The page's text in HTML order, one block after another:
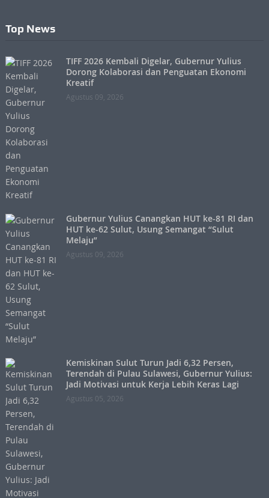
Top News
TIFF 2026 Kembali Digelar, Gubernur Yulius
Dorong Kolaborasi dan Penguatan Ekonomi
Kreatif
Agustus 09, 2026
Gubernur Yulius Canangkan HUT ke-81 RI dan
HUT ke-62 Sulut, Usung Semangat “Sulut
Melaju”
Agustus 09, 2026
Kemiskinan Sulut Turun Jadi 6,32 Persen,
Terendah di Pulau Sulawesi, Gubernur Yulius:
Jadi Motivasi untuk Kerja Lebih Keras Lagi
Agustus 05, 2026